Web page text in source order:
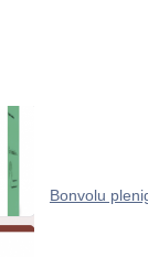
Bonvolu